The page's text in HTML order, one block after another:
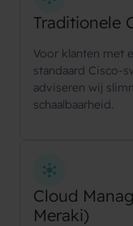
Traditionele
Voor klanten met
standaard Cisco-
adviseren wij
schaalbaarheid.
Cloud
Meraki)